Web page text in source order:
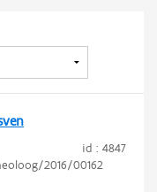
id : 4847
2016/00162